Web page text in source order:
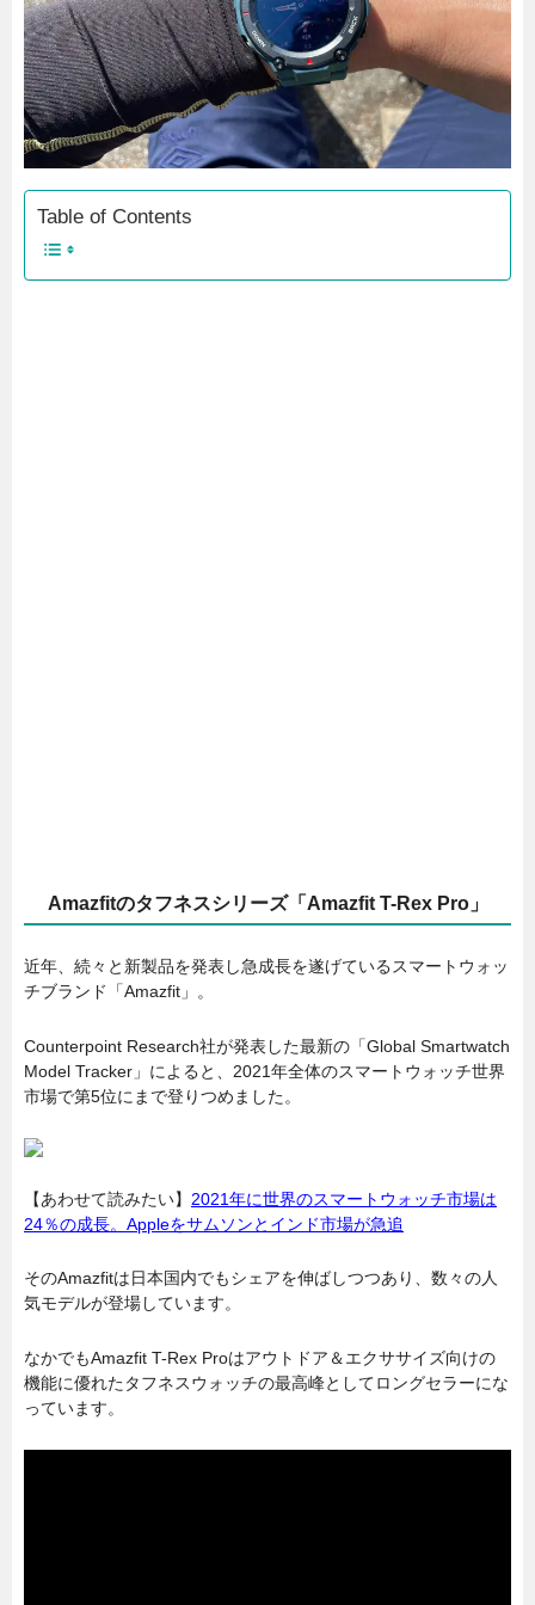
Table of Contents
Amazfitのタフネスシリーズ「Amazfit T-Rex Pro」
近年、続々と新製品を発表し急成長を遂げているスマートウォッ
チブランド「Amazfit」。
Counterpoint Research社が発表した最新の「Global Smartwatch
Model Tracker」によると、 2021年全体のスマートウォッチ世界
市場で第5位にまで登りつめました。
【あわせて読みたい】 2021年に世界のスマートウォッチ市場は
24％の成長。Appleをサムソンとインド市場が急追
そのAmazfitは日本国内でもシェアを伸ばしつつあり、数々の人
気モデルが登場しています。
なかでもAmazfit T-Rex Proはアウトドア＆エクササイズ向けの
機能に優れたタフネスウォッチの最高峰としてロングセラーにな
っています。